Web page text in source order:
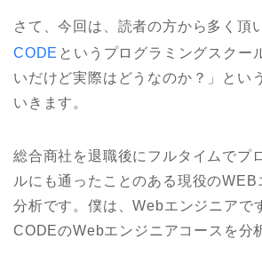
さて、今回は、読者の方から多く頂
CODE というプログラミングスクー
いだけど実際はどうなのか？」とい
いきます。
総合商社を退職後にフルタイムでプ
ルにも通ったことのある現役のWEB
分析です。僕は、Webエンジニアで
CODEのWebエンジニアコースを分